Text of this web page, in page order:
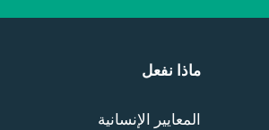
ماذا نفعل
المعايير الإنسانية